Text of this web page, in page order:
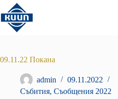
Преминаване
към
съдържанието
09.11.22 Покана
admin
09.11.2022
Събития, Съобщения 2022